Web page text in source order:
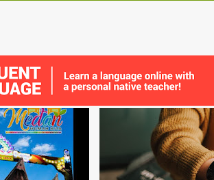
NORD
+
ÉCONOMIE ENTREPRISE
LOCALISATION
TRADUCTION